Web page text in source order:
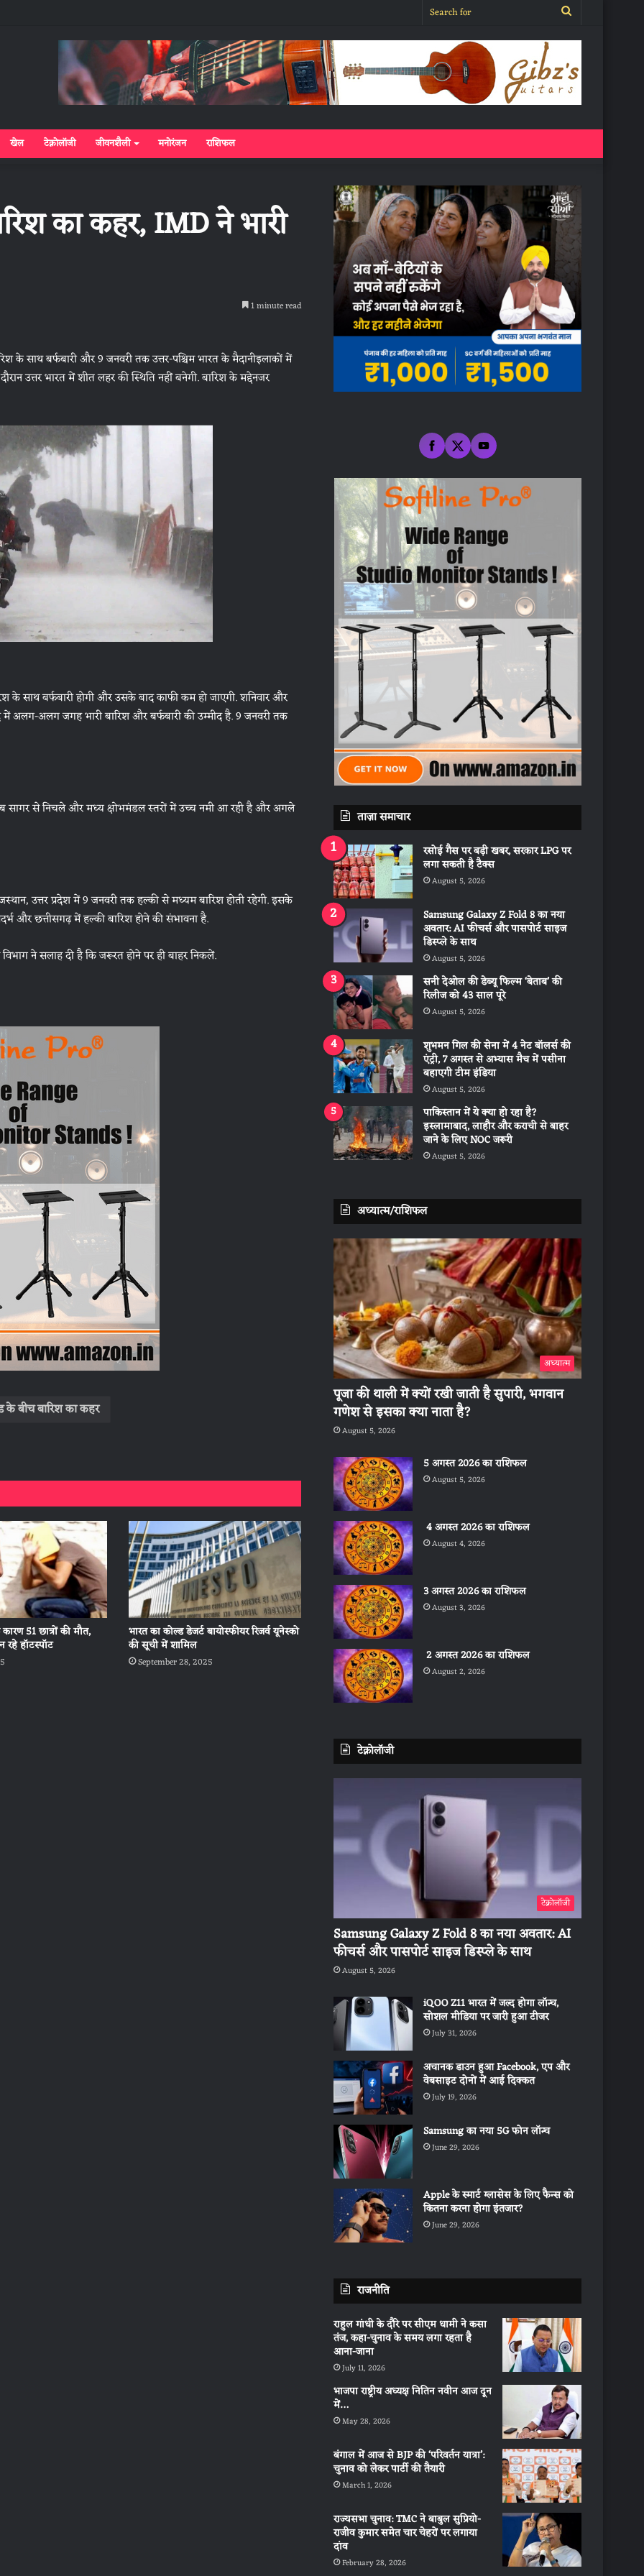
Search
for
खेल टेक्नोलॉजी जीवनशैली मनोरंजन राशिफल
का कहर, IMD ने भारी
1 minute read
के साथ बर्फबारी और 9 जनवरी तक उत्तर-पश्चिम भारत के मैदानीइलाकों में
उत्तर भारत में शीत लहर की स्थिति नहीं बनेगी. बारिश के मद्देनजर
के साथ बर्फबारी होगी और उसके बाद काफी कम हो जाएगी. शनिवार और
में अलग-अलग जगह भारी बारिश और बर्फबारी की उम्मीद है. 9 जनवरी तक
सागर से निचले और मध्य क्षोभमंडल स्तरों में उच्च नमी आ रही है और अगले
उत्तर प्रदेश में 9 जनवरी तक हल्की से मध्यम बारिश होती रहेगी. इसके
और छत्तीसगढ़ में हल्की बारिश होने की संभावना है.
ने सलाह दी है कि जरूरत होने पर ही बाहर निकलें.
बीच बारिश का कहर
51 छात्रों की मौत,
हॉटस्पॉट
भारत का कोल्ड डेजर्ट बायोस्फीयर रिजर्व यूनेस्को
की सूची में शामिल
September 28, 2025
ताज़ा समाचार
रसोई गैस पर बड़ी खबर, सरकार LPG पर
लगा सकती है टैक्स
August 5, 2026
Samsung Galaxy Z Fold 8 का नया
अवतार: AI फीचर्स और पासपोर्ट साइज
डिस्प्ले के साथ
August 5, 2026
सनी देओल की डेब्यू फिल्म ‘बेताब’ की
रिलीज को 43 साल पूरे
August 5, 2026
शुभमन गिल की सेना में 4 नेट बॉलर्स की
एंट्री, 7 अगस्त से अभ्यास मैच में पसीना
बहाएगी टीम इंडिया
August 5, 2026
पाकिस्तान में ये क्या हो रहा है?
इस्लामाबाद, लाहौर और कराची से बाहर
जाने के लिए NOC जरूरी
August 5, 2026
अध्यात्म/राशिफल
अध्यात्म
पूजा की थाली में क्यों रखी जाती है सुपारी, भगवान
गणेश से इसका क्या नाता है?
August 5, 2026
5 अगस्त 2026 का राशिफल
August 5, 2026
4 अगस्त 2026 का राशिफल
August 4, 2026
3 अगस्त 2026 का राशिफल
August 3, 2026
2 अगस्त 2026 का राशिफल
August 2, 2026
टेक्नोलॉजी
टेक्नोलॉजी
Samsung Galaxy Z Fold 8 का नया अवतार: AI
फीचर्स और पासपोर्ट साइज डिस्प्ले के साथ
August 5, 2026
iQOO Z11 भारत में जल्द होगा लॉन्च,
सोशल मीडिया पर जारी हुआ टीजर
July 31, 2026
अचानक डाउन हुआ Facebook, एप और
वेबसाइट दोनों में आई दिक्कत
July 19, 2026
Samsung का नया 5G फोन लॉन्च
June 29, 2026
Apple के स्मार्ट ग्लासेस के लिए फैन्स को
कितना करना होगा इंतजार?
June 29, 2026
राजनीति
राहुल गांधी के दौरे पर सीएम धामी ने कसा
तंज, कहा-चुनाव के समय लगा रहता है
आना-जाना
July 11, 2026
भाजपा राष्ट्रीय अध्यक्ष नितिन नवीन आज दून
में…
May 28, 2026
बंगाल में आज से BJP की ‘परिवर्तन यात्रा’:
चुनाव को लेकर पार्टी की तैयारी
March 1, 2026
राज्यसभा चुनाव: TMC ने बाबुल सुप्रियो-
राजीव कुमार समेत चार चेहरों पर लगाया
दांव
February 28, 2026